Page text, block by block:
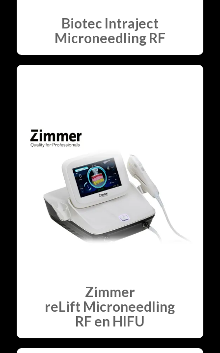
Biotec Intraject
Microneedling RF
Zimmer
reLift Microneedling
RF en HIFU